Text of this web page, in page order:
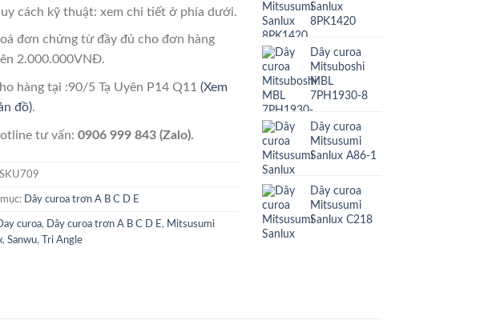
cách kỹ thuật: xem chi tiết ở phía dưới.
đơn chứng từ đầy đủ cho đơn hàng
2.000.000VNĐ.
hàng tại :90/5 Tạ Uyên P14 Q11 (Xem
đồ).
tư vấn: 0906 999 843 (Zalo).
SKU709
mục: Dây curoa trơn A B C D E
Day curoa, Dây curoa trơn A B C D E , Mitsusumi
, Sanwu, Tri Angle
Sanlux
8PK1420
Dây curoa
Mitsuboshi
MBL
7PH1930-8
Dây curoa
Mitsusumi
Sanlux A86-1
Dây curoa
Mitsusumi
Sanlux C218